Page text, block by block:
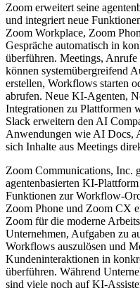
Zoom erweitert seine
und integriert neue
Zoom Workplace, Zoom
Gespräche automatisch in
überführen. Meetings,
können systemübergreifend
erstellen, Workflows starten
abrufen. Neue KI-Agenten,
Integrationen zu Plattformen
Slack erweitern den AI
Anwendungen wie AI Docs,
sich Inhalte aus Meetings
Zoom Communications, Inc.
agentenbasierten KI-
Funktionen zur Workflow-
Zoom Phone und Zoom CX
Zoom für die moderne
Unternehmen, Aufgaben zu
Workflows auszulösen und
Kundeninteraktionen in
überführen. Während
sind viele noch auf KI-